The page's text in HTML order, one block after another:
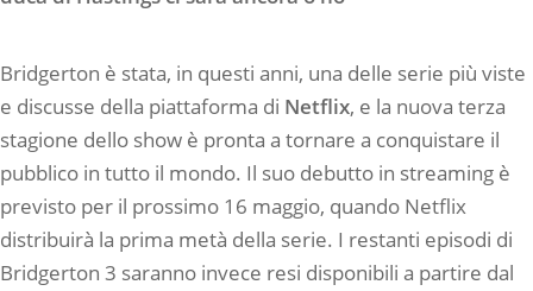
Bridgerton è stata, in questi anni, una delle serie più viste
e discusse della piattaforma di Netflix, e la nuova terza
stagione dello show è pronta a tornare a conquistare il
pubblico in tutto il mondo. Il suo debutto in streaming è
previsto per il prossimo 16 maggio, quando Netflix
distribuirà la prima metà della serie. I restanti episodi di
Bridgerton 3 saranno invece resi disponibili a partire dal